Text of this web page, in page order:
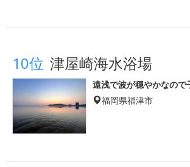
10位 津屋崎海水浴場
遠浅で波が穏やかなので
福岡県福津市